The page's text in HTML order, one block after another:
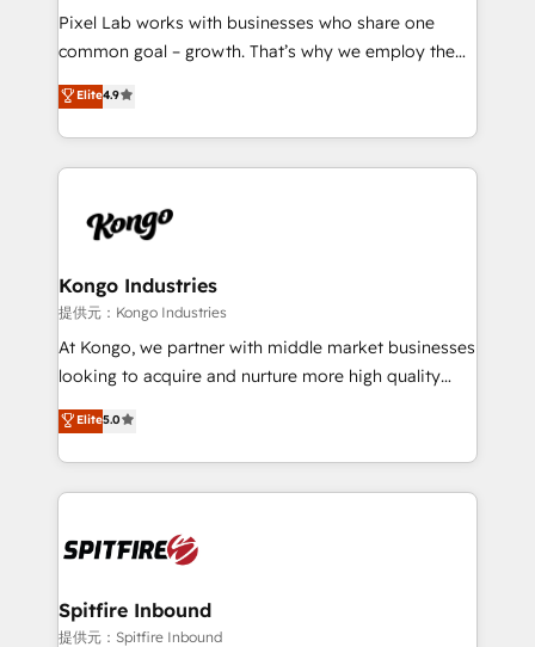
skills for HubSpot projects from strategy to
implementation and training. Skilled in-house
complex API integrations with external platforms.
Working from several campuses across Belgium, The
such as Brussels Airport, Volvo, Farmaline, Agilitas,
Streamz and Michelin.
Pixel Lab works with businesses who share one
common goal – growth. That’s why we employ the
latest innovations in disruptive technology in our
approach to web design, sales enablement and
inbound marketing that deliver month-on-month
growth for our client's businesses. These methods
exactly where your marketing budget is being used
and overall revenue to a level not feasible with
traditional methods. If you’re a frustrated marketing
manager or business owner sick of wasting budget
with generic agencies and their outdated methods,
just like yours attract more high-quality leads
throughout each stage of the buying cycle with
enable sales teams with the process, technology and
training to smash targets.
Elite4.9
Kongo Industries
提供元：Kongo Industries
At Kongo, we partner with middle market businesses
looking to acquire and nurture more high quality
leads. We use digital media, marketing cloud,
automation and software integration to drive sales
and, deliver clarity on marketing expenditure.
Elite5.0
Spitfire Inbound
提供元：Spitfire Inbound